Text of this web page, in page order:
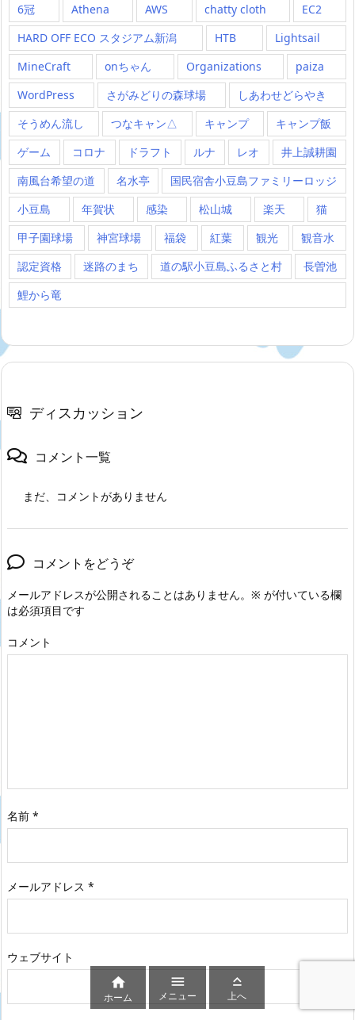
6冠
Athena AWS chatty cloth
EC2
HARD OFF ECO スタジアム新潟
HTB
Lightsail
MineCraft
onちゃん Organizations
paiza
WordPress
さがみどりの森球場
しあわせどらやき
そうめん流し
つなキャン△ キャンプ
キャンプ飯
ゲーム
コロナ ドラフト ルナ レオ
井上誠耕園
南風台希望の道
名水亭
国民宿舎小豆島ファミリーロッジ
小豆島
年賀状 感染 松山城 楽天
猫
甲子園球場
神宮球場 福袋 紅葉 観光
観音水
認定資格
迷路のまち 道の駅小豆島ふるさと村
長曽池
鯉から竜
ディスカッション
コメント一覧
まだ、コメントがありません
コメントをどうぞ
メールアドレスが公開されることはありません。 ※ が付いている欄
は必須項目です
コメント
名前 *
メールアドレス *
ウェブサイト

ホーム

メニュー

上へ